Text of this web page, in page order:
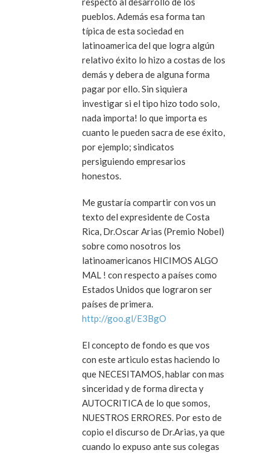
pueblos. Además esa forma tan
típica de esta sociedad en
latinoamerica del que logra algún
relativo éxito lo hizo a costas de los
demás y debera de alguna forma
pagar por ello. Sin siquiera
investigar si el tipo hizo todo solo,
nada importa! lo que importa es
cuanto le pueden sacra de ese éxito,
por ejemplo; sindicatos
persiguiendo empresarios
honestos.
Me gustaría compartir con vos un
texto del expresidente de Costa
Rica, Dr.Oscar Arias (Premio Nobel)
sobre como nosotros los
latinoamericanos HICIMOS ALGO
MAL ! con respecto a países como
Estados Unidos que lograron ser
países de primera.
http://goo.gl/E3BgO
El concepto de fondo es que vos
con este articulo estas haciendo lo
que NECESITAMOS, hablar con mas
sinceridad y de forma directa y
AUTOCRITICA de lo que somos,
NUESTROS ERRORES. Por esto de
copio el discurso de Dr.Arias, ya que
cuando lo expuso ante sus colegas